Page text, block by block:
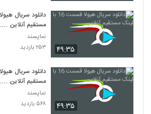
۴۹:۳۵
مستقیم آنلاین ....
نماپسند
۲۵۳ بازدید
۴۹:۳۵
مستقیم آنلاین
نماپسند
۵۶۸ بازدید